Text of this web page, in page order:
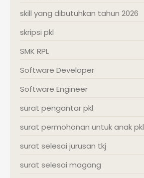
skill yang dibutuhkan tahun 2026
skripsi pkl
SMK RPL
Software Developer
Software Engineer
surat pengantar pkl
surat permohonan untuk anak pkl
surat selesai jurusan tkj
surat selesai magang